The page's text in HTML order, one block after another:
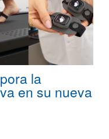
la
en su nueva